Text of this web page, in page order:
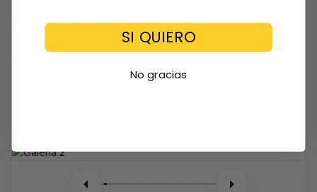
¿Se pueden hacer cambios de talla?
¿Solo tenéis los modelos y tallas que aparecen en
SI QUIERO
No gracias